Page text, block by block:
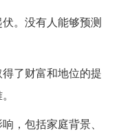
。没有人能够预测
了财富和地位的提
，包括家庭背景、